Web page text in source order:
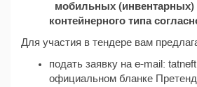
мобильных (инвентарных)
контейнерного типа
Для участия в тендере вам
подать заявку на e-mail:
официальном бланке